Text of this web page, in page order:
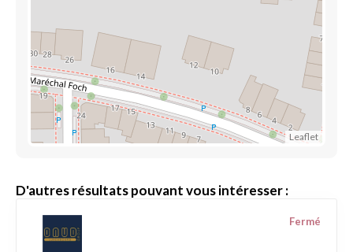
Leaflet
D'autres résultats pouvant vous intéresser :
Fermé